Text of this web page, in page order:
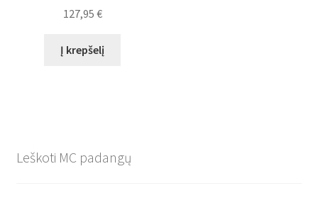
127,95 €
Į krepšelį
Leškoti MC padangų